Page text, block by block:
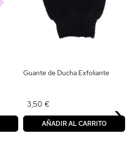
Guante de Ducha Exfoliante
3,50 €
AÑADIR AL CARRITO ›